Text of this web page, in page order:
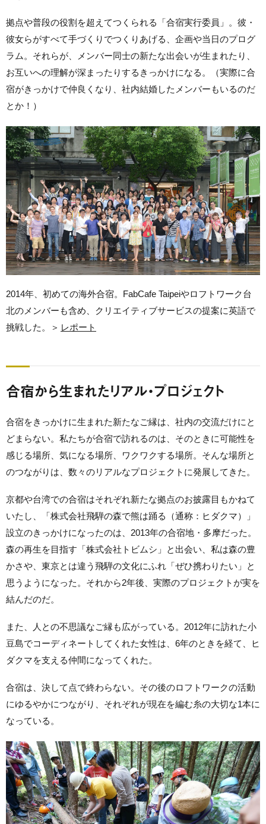
拠点や普段の役割を超えてつくられる「合宿実行委員」。彼・
彼女らがすべて手づくりでつくりあげる、企画や当日のプログ
ラム。それらが、メンバー同士の新たな出会いが生まれたり、
お互いへの理解が深まったりするきっかけになる。（実際に合
宿がきっかけで仲良くなり、社内結婚したメンバーもいるのだ
とか！）
2014年、初めての海外合宿。FabCafe Taipeiやロフトワーク台
北のメンバーも含め、クリエイティブサービスの提案に英語で
挑戦した。＞ レポート
合宿から生まれたリアル・プロジェクト
合宿をきっかけに生まれた新たなご縁は、社内の交流だけにと
どまらない。私たちが合宿で訪れるのは、そのときに可能性を
感じる場所、気になる場所、ワクワクする場所。そんな場所と
のつながりは、数々のリアルなプロジェクトに発展してきた。
京都や台湾での合宿はそれぞれ新たな拠点のお披露目もかねて
いたし、「株式会社飛騨の森で熊は踊る（通称：ヒダクマ）」
設立のきっかけになったのは、2013年の合宿地・多摩だった。
森の再生を目指す「株式会社トビムシ」と出会い、私は森の豊
かさや、東京とは違う飛騨の文化にふれ「ぜひ携わりたい」と
思うようになった。それから2年後、実際のプロジェクトが実を
結んだのだ。
また、人との不思議なご縁も広がっている。2012年に訪れた小
豆島でコーディネートしてくれた女性は、6年のときを経て、ヒ
ダクマを支える仲間になってくれた。
合宿は、決して点で終わらない。その後のロフトワークの活動
にゆるやかにつながり、それぞれが現在を編む糸の大切な1本に
なっている。